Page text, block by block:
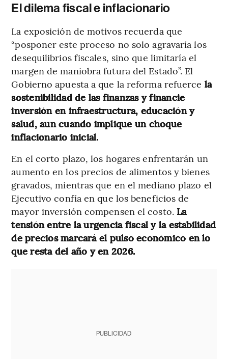
El dilema fiscal e inflacionario
La exposición de motivos recuerda que
“posponer este proceso no solo agravaría los
desequilibrios fiscales, sino que limitaría el
margen de maniobra futura del Estado”. El
Gobierno apuesta a que la reforma refuerce la
sostenibilidad de las finanzas y financie
inversión en infraestructura, educación y
salud, aun cuando implique un choque
inflacionario inicial.
En el corto plazo, los hogares enfrentarán un
aumento en los precios de alimentos y bienes
gravados, mientras que en el mediano plazo el
Ejecutivo confía en que los beneficios de
mayor inversión compensen el costo.La
tensión entre la urgencia fiscal y la estabilidad
de precios marcará el pulso económico en lo
que resta del año y en 2026.
PUBLICIDAD